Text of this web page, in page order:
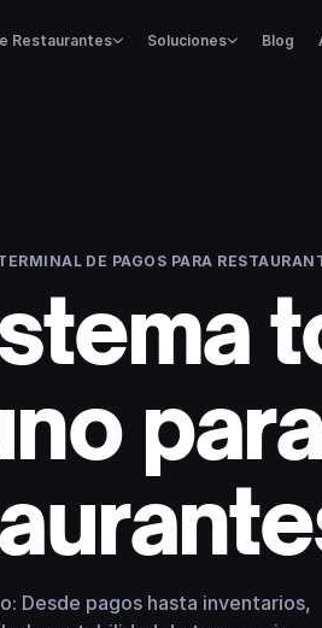
Restaurantes Soluciones Blog
DE PAGOS PARA
para
Desde pagos hasta inventarios,